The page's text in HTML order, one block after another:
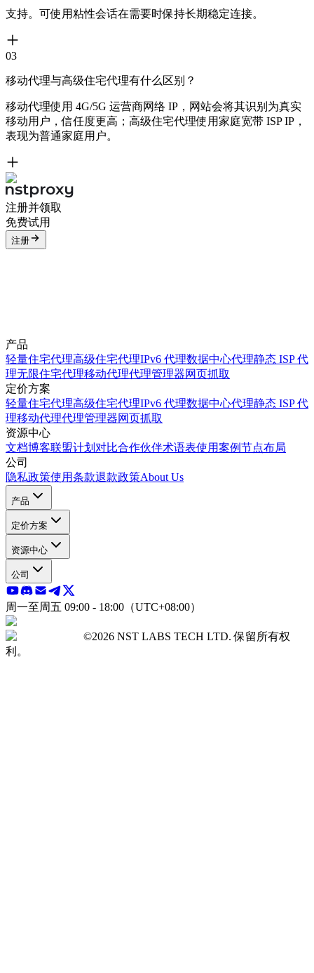
支持。可使用粘性会话在需要时保持长期稳定连接。
03
移动代理与高级住宅代理有什么区别？
移动代理使用 4G/5G 运营商网络 IP，网站会将其识别为真实
移动用户，信任度更高；高级住宅代理使用家庭宽带 ISP IP，
表现为普通家庭用户。
注册并领取
免费试用
注册
产品
轻量住宅代理高级住宅代理IPv6 代理数据中心代理静态 ISP 代
理无限住宅代理移动代理代理管理器网页抓取
定价方案
轻量住宅代理高级住宅代理IPv6 代理数据中心代理静态 ISP 代
理移动代理代理管理器网页抓取
资源中心
文档博客联盟计划 对比合作伙伴术语表使用案例节点布局
公司
隐私政策使用条款退款政策About Us
产品
定价方案
资源中心
公司
周一至周五 09:00 - 18:00（UTC+08:00）
©2026 NST LABS TECH LTD. 保留所有权
利。